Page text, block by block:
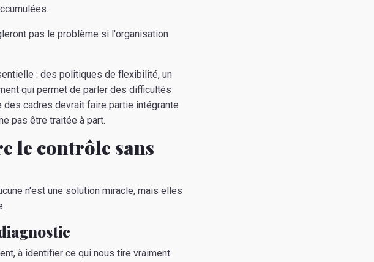
pas le problème si l'organisation
: des politiques de flexibilité, un
qui permet de parler des difficultés
cadres devrait faire partie intégrante
pas être traitée à part.
le contrôle sans
n'est une solution miracle, mais elles
à identifier ce qui nous tire vraiment